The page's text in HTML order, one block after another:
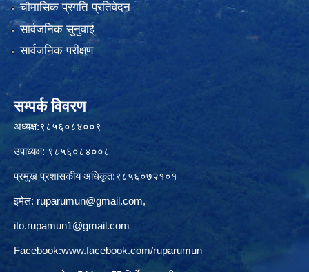
चौमासिक प्रगति प्रतिवेदन
सार्वजनिक सुनुवाई
सार्वजनिक परीक्षण
सम्पर्क विवरण
अध्यक्ष:९८५६०८४००९
उपाध्यक्ष: ९८५६०८४००८
प्रमुख प्रशासकीय अधिकृत:९८५६०७२१०१
इमेल: ruparumun@gmail.com,
ito.rupamun1@gmail.com
Facebook:www.facebook.com/ruparumun